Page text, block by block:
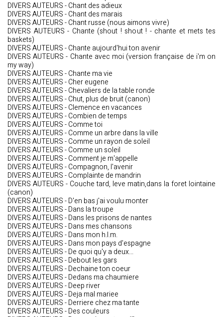
DIVERS AUTEURS - Chant des adieux
DIVERS AUTEURS - Chant des marais
DIVERS AUTEURS - Chant russe (nous aimons vivre)
DIVERS AUTEURS - Chante (shout ! shout ! - chante et mets tes
baskets)
DIVERS AUTEURS - Chante aujourd'hui ton avenir
DIVERS AUTEURS - Chante avec moi (version française de i'm on
my way)
DIVERS AUTEURS - Chante ma vie
DIVERS AUTEURS - Cher eugene
DIVERS AUTEURS - Chevaliers de la table ronde
DIVERS AUTEURS - Chut, plus de bruit (canon)
DIVERS AUTEURS - Clemence en vacances
DIVERS AUTEURS - Combien de temps
DIVERS AUTEURS - Comme toi
DIVERS AUTEURS - Comme un arbre dans la ville
DIVERS AUTEURS - Comme un rayon de soleil
DIVERS AUTEURS - Comme un soleil
DIVERS AUTEURS - Comment je m'appelle
DIVERS AUTEURS - Compagnon, l'avenir
DIVERS AUTEURS - Complainte de mandrin
DIVERS AUTEURS - Couche tard, leve matin,dans la foret lointaine
(canon)
DIVERS AUTEURS - D'en bas j'ai voulu monter
DIVERS AUTEURS - Dans la troupe
DIVERS AUTEURS - Dans les prisons de nantes
DIVERS AUTEURS - Dans mes chansons
DIVERS AUTEURS - Dans mon h.l.m.
DIVERS AUTEURS - Dans mon pays d'espagne
DIVERS AUTEURS - De quoi qu'y a deux...
DIVERS AUTEURS - Debout les gars
DIVERS AUTEURS - Dechaine ton coeur
DIVERS AUTEURS - Dedans ma chaumiere
DIVERS AUTEURS - Deep river
DIVERS AUTEURS - Deja mal mariee
DIVERS AUTEURS - Derriere chez ma tante
DIVERS AUTEURS - Des couleurs